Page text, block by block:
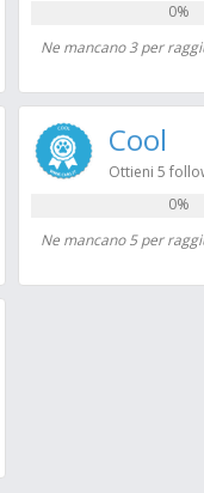
0%
Ne mancano 3 per
Cool
0%
Ne mancano 5 per